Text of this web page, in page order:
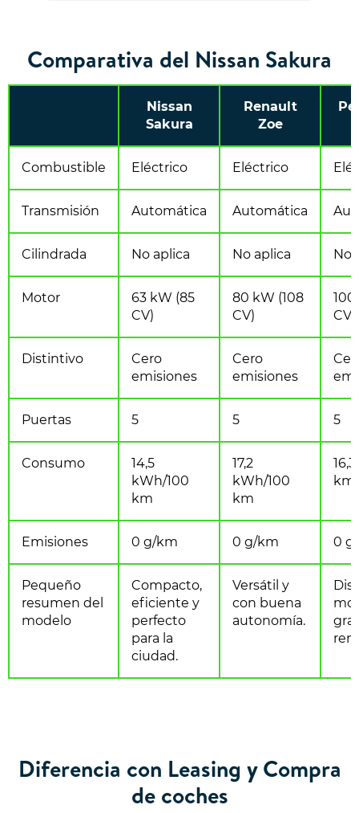
Comparativa del Nissan Sakura
Nissan
Sakura
Renault
Zoe
Combustible Eléctrico Eléctrico
Transmisión Automática Automática
Cilindrada No aplica No aplica No
Motor
63 kW (85
CV)
80 kW (108
CV)
100
CV)
Distintivo
Cero
emisiones
Cero
emisiones
Puertas 5 5 5
Consumo
14,5
kWh/100
km
17,2
kWh/100
km
km
Emisiones 0 g/km 0 g/km 0
Pequeño
resumen del
modelo
Compacto,
eficiente y
perfecto
para la
ciudad.
Versátil y
con buena
autonomía.
Diferencia con Leasing y Compra
de coches